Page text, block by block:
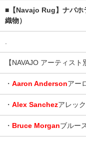
■【Navajo Rug】ナバホ
織物）
.
【NAVAJO アーティスト
・ Aaron Andersonアー
・ Alex Sanchezアレッ
・ Bruce Morganブルー